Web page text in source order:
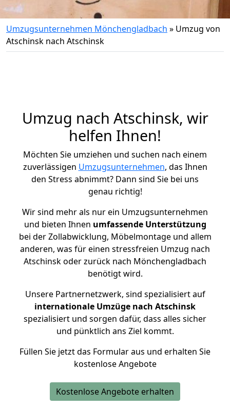
Umzugsunternehmen Mönchengladbach » Umzug von
Atschinsk nach Atschinsk
Umzug nach Atschinsk, wir
helfen Ihnen!
Möchten Sie umziehen und suchen nach einem
zuverlässigen Umzugsunternehmen, das Ihnen
den Stress abnimmt? Dann sind Sie bei uns
genau richtig!
Wir sind mehr als nur ein Umzugsunternehmen
und bieten Ihnen umfassende Unterstützung
bei der Zollabwicklung, Möbelmontage und allem
anderen, was für einen stressfreien Umzug nach
Atschinsk oder zurück nach Mönchengladbach
benötigt wird.
Unsere Partnernetzwerk, sind spezialisiert auf
internationale Umzüge nach Atschinsk
spezialisiert und sorgen dafür, dass alles sicher
und pünktlich ans Ziel kommt.
Füllen Sie jetzt das Formular aus und erhalten Sie
kostenlose Angebote
Kostenlose Angebote erhalten